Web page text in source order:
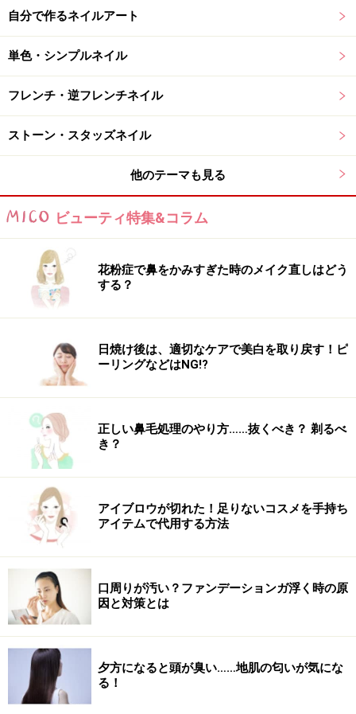
【編集部おすすめの購入サイト】
Amazonでネイルグッズをチェック！
楽天市場でネイルアート用品をチェック！
自分で作るネイルアート
単色・シンプルネイル
フレンチ・逆フレンチネイル
ストーン・スタッズネイル
他のテーマも見る
ビューティ特集&コラム
花粉症で鼻をかみすぎた時のメイク直しはどう
する？
日焼け後は、適切なケアで美白を取り戻す！ピ
ーリングなどはNG!?
正しい鼻毛処理のやり方……抜くべき？ 剃るべ
き？
アイブロウが切れた！足りないコスメを手持ち
アイテムで代用する方法
口周りが汚い？ファンデーションガ浮く時の原
因と対策とは
夕方になると頭が臭い……地肌の匂いが気にな
る！